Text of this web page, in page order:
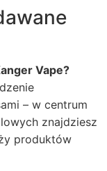
Vape?
– w centrum
znajdziesz
produktów